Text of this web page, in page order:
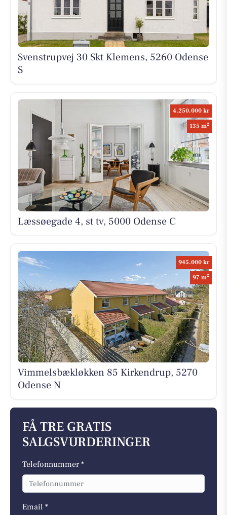
Svenstrupvej 30 Skt Klemens, 5260 Odense
S
4.250.000 kr
135 m2
Læssøegade 4, st tv, 5000 Odense C
945.000 kr
97 m2
Vimmelsbækløkken 85 Kirkendrup, 5270
Odense N
FÅ TRE GRATIS
SALGSVURDERINGER
Telefonnummer *
Email *